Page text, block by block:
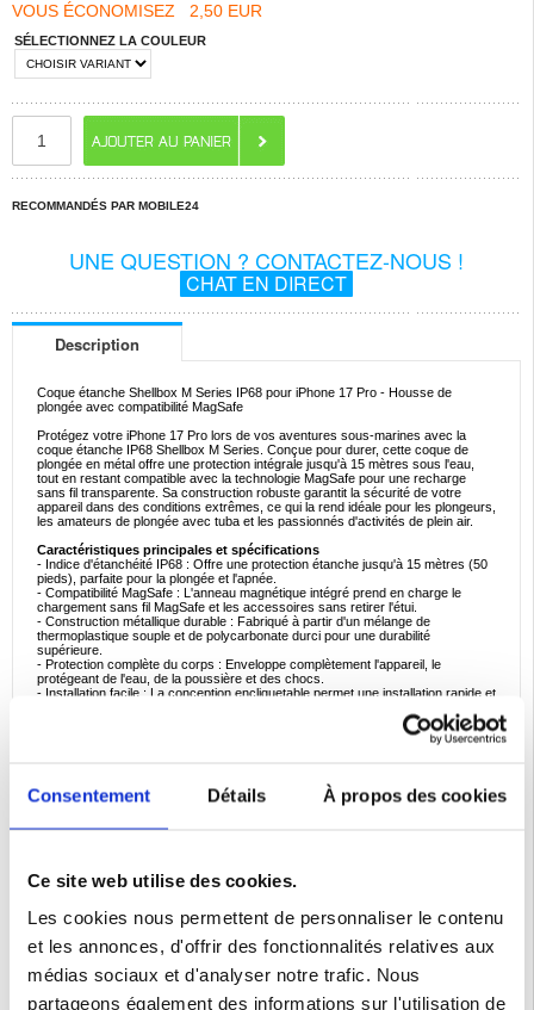
Consentement Détails À propos des cookies
Ce site web utilise des cookies.
Les cookies nous permettent de personnaliser le contenu
et les annonces, d'offrir des fonctionnalités relatives aux
médias sociaux et d'analyser notre trafic. Nous
partageons également des informations sur l'utilisation de
VOUS ÉCONOMISEZ 2,50 EUR
SÉLECTIONNEZ LA COULEUR
RECOMMANDÉS PAR MOBILE24
UNE QUESTION ? CONTACTEZ-NOUS !
CHAT EN DIRECT
Description
Coque étanche Shellbox M Series IP68 pour iPhone 17 Pro - Housse de
plongée avec compatibilité MagSafe
Protégez votre iPhone 17 Pro lors de vos aventures sous-marines avec la
coque étanche IP68 Shellbox M Series. Conçue pour durer, cette coque de
plongée en métal offre une protection intégrale jusqu'à 15 mètres sous l'eau,
tout en restant compatible avec la technologie MagSafe pour une recharge
sans fil transparente. Sa construction robuste garantit la sécurité de votre
appareil dans des conditions extrêmes, ce qui la rend idéale pour les plongeurs,
les amateurs de plongée avec tuba et les passionnés d'activités de plein air.
Caractéristiques principales et spécifications
- Indice d'étanchéité IP68 : Offre une protection étanche jusqu'à 15 mètres (50
pieds), parfaite pour la plongée et l'apnée.
- Compatibilité MagSafe : L'anneau magnétique intégré prend en charge le
chargement sans fil MagSafe et les accessoires sans retirer l'étui.
- Construction métallique durable : Fabriqué à partir d'un mélange de
thermoplastique souple et de polycarbonate durci pour une durabilité
supérieure.
- Protection complète du corps : Enveloppe complètement l'appareil, le
protégeant de l'eau, de la poussière et des chocs.
- Installation facile : La conception encliquetable permet une installation rapide et
- Activités de plein air : Protégez votre iPhone 17 Pro lors d'une randonnée, d'un
camping ou de toute aventure où l'exposition aux éléments est un souci.
météorologiques inattendues ou les accidents pendant les voyages.
L'étui étanche Shellbox série M associe une protection robuste à une
en font un accessoire polyvalent pour ceux qui exigent la durabilité sans
recherchiez une protection complète pour votre iPhone 17 Pro, cet étui vous